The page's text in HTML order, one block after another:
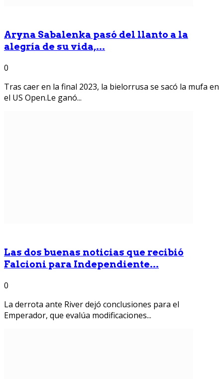
Aryna Sabalenka pasó del llanto a la
alegría de su vida,...
0
Tras caer en la final 2023, la bielorrusa se sacó la mufa en
el US Open.Le ganó...
Las dos buenas noticias que recibió
Falcioni para Independiente...
0
La derrota ante River dejó conclusiones para el
Emperador, que evalúa modificaciones...